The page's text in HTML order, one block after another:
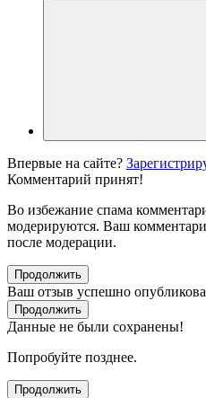
Впервые на сайте?
Комментарий принят!
Во избежание спама
модерируются. Ваш
после модерации.
Продолжить
Ваш отзыв успешно
Продолжить
Данные не были сохранены!
Попробуйте позднее.
Продолжить